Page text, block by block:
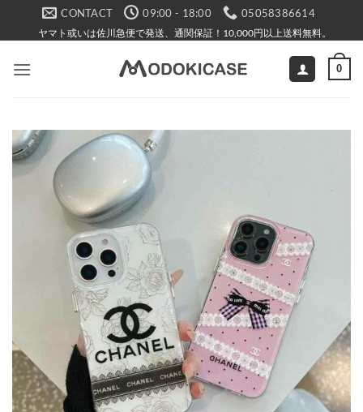
CONTACT 09:00 - 18:00 05058386614
ヤマト或いは佐川急便で発送、通関保証！10,000円以上送料無料。
0